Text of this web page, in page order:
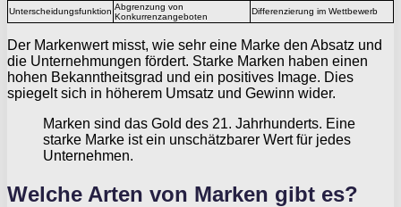
Unterscheidungsfunktion Abgrenzung von
Konkurrenzangeboten
Differenzierung im Wettbewerb
Der Markenwert misst, wie sehr eine Marke den Absatz und
die Unternehmungen fördert. Starke Marken haben einen
hohen Bekanntheitsgrad und ein positives Image. Dies
spiegelt sich in höherem Umsatz und Gewinn wider.
Marken sind das Gold des 21. Jahrhunderts. Eine
starke Marke ist ein unschätzbarer Wert für jedes
Unternehmen.
Welche Arten von Marken gibt es?